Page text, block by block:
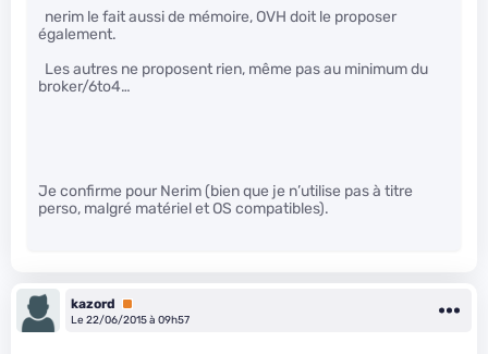
nerim le fait aussi de mémoire, OVH doit le proposer
également.
Les autres ne proposent rien, même pas au minimum du
broker/6to4…
Je confirme pour Nerim (bien que je n’utilise pas à titre
perso, malgré matériel et OS compatibles).
kazord
Premium
Le 22/06/2015 à 09h57